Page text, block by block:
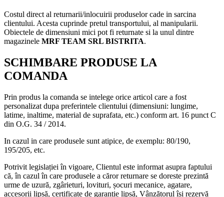
Costul direct al returnarii/inlocuirii produselor cade in sarcina
clientului. Acesta cuprinde pretul transportului, al manipularii.
Obiectele de dimensiuni mici pot fi returnate si la unul dintre
magazinele MRF TEAM SRL BISTRITA.
SCHIMBARE PRODUSE LA
COMANDA
Prin produs la comanda se intelege orice articol care a fost
personalizat dupa preferintele clientului (dimensiuni: lungime,
latime, inaltime, material de suprafata, etc.) conform art. 16 punct C
din O.G. 34 / 2014.
In cazul in care produsele sunt atipice, de exemplu: 80/190,
195/205, etc.
Potrivit legislației în vigoare, Clientul este informat asupra faptului
că, în cazul în care produsele a căror returnare se doreste prezintă
urme de uzură, zgârieturi, lovituri, șocuri mecanice, agatare,
accesorii lipsă, certificate de garanție lipsă, Vânzătorul își rezervă